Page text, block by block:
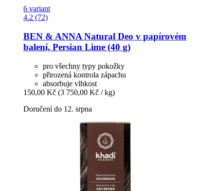
6 variant
4.2 (72)
BEN & ANNA Natural Deo v papírovém
balení, Persian Lime (40 g)
pro všechny typy pokožky
přirozená kontrola zápachu
absorbuje vlhkost
150,00 Kč (3 750,00 Kč / kg)
Doručení do 12. srpna